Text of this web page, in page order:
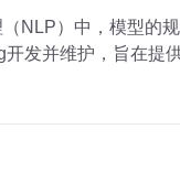
发并维护，旨在提